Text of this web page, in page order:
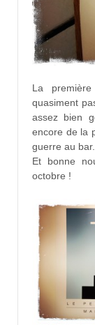
La
quasiment
assez bien
encore de la
guerre au bar.
Et bonne
octobre !